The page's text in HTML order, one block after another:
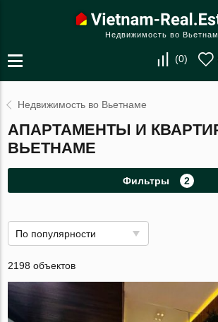
Недвижимость во
(0)
Недвижимость во Вьетнаме
АПАРТАМЕНТЫ И
ВЬЕТНАМЕ
Фильтры 2
По популярности
2198 объектов